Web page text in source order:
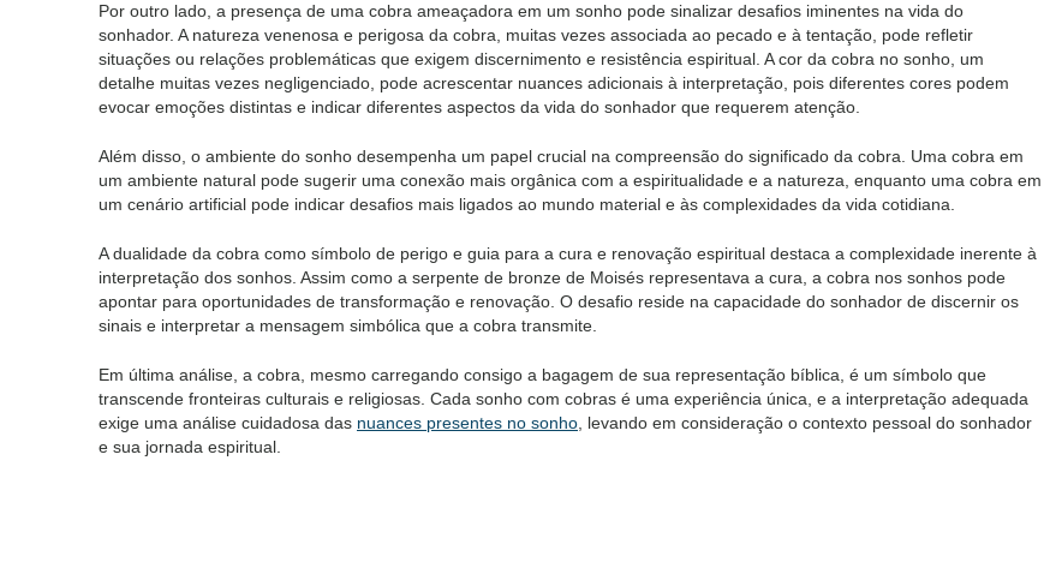
Por outro lado, a presença de uma cobra ameaçadora em um sonho pode sinalizar desafios iminentes na vida do
sonhador. A natureza venenosa e perigosa da cobra, muitas vezes associada ao pecado e à tentação, pode refletir
situações ou relações problemáticas que exigem discernimento e resistência espiritual. A cor da cobra no sonho, um
detalhe muitas vezes negligenciado, pode acrescentar nuances adicionais à interpretação, pois diferentes cores podem
evocar emoções distintas e indicar diferentes aspectos da vida do sonhador que requerem atenção.
Além disso, o ambiente do sonho desempenha um papel crucial na compreensão do significado da cobra. Uma cobra em
um ambiente natural pode sugerir uma conexão mais orgânica com a espiritualidade e a natureza, enquanto uma cobra em
um cenário artificial pode indicar desafios mais ligados ao mundo material e às complexidades da vida cotidiana.
A dualidade da cobra como símbolo de perigo e guia para a cura e renovação espiritual destaca a complexidade inerente à
interpretação dos sonhos. Assim como a serpente de bronze de Moisés representava a cura, a cobra nos sonhos pode
apontar para oportunidades de transformação e renovação. O desafio reside na capacidade do sonhador de discernir os
sinais e interpretar a mensagem simbólica que a cobra transmite.
Em última análise, a cobra, mesmo carregando consigo a bagagem de sua representação bíblica, é um símbolo que
transcende fronteiras culturais e religiosas. Cada sonho com cobras é uma experiência única, e a interpretação adequada
exige uma análise cuidadosa das nuances presentes no sonho, levando em consideração o contexto pessoal do sonhador
e sua jornada espiritual.